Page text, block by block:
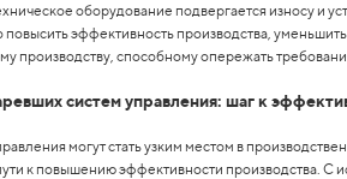
оборудование подвергается износу и
повысить эффективность производства,
производству, способному опережать
систем управления: шаг к
могут стать узким местом в
к повышению эффективности производства. С